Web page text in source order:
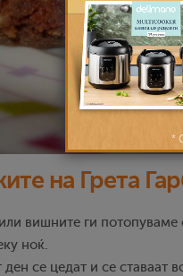
на Грета
вишните ги потопуваме
ноќ.
се цедат и се ставаат